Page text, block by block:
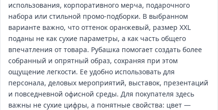
использования, корпоративного мерча, подарочного
набора или стильной промо‑подборки. В выбранном
варианте важно, что оттенок оранжевый, размер XXL
поданы не как сухие параметры, а как часть общего
впечатления от товара. Рубашка помогает создать более
собранный и опрятный образ, сохраняя при этом
ощущение легкости. Ее удобно использовать для
персонала, деловых мероприятий, выставок, презентаций
и повседневной офисной среды. Для покупателя здесь
важны не сухие цифры, а понятные свойства: цвет —